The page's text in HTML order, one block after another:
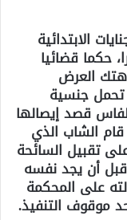
الابتدائية
حكما قضائيا
العرض
تحمل جنسية
قصد إيصالها
الشاب الذي
تقبيل السائحة
أن يجد نفسه
على المحكمة
موقوف التنفيذ.